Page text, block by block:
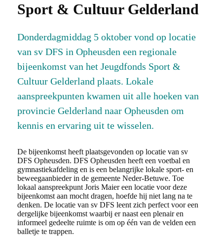
Sport & Cultuur Gelderland
Donderdagmiddag 5 oktober vond op locatie
van sv DFS in Opheusden een regionale
bijeenkomst van het Jeugdfonds Sport &
Cultuur Gelderland plaats. Lokale
aanspreekpunten kwamen uit alle hoeken van
provincie Gelderland naar Opheusden om
kennis en ervaring uit te wisselen.
De bijeenkomst heeft plaatsgevonden op locatie van sv
DFS Opheusden. DFS Opheusden heeft een voetbal en
gymnastiekafdeling en is een belangrijke lokale sport- en
beweegaanbieder in de gemeente Neder-Betuwe. Toe
lokaal aanspreekpunt Joris Maier een locatie voor deze
bijeenkomst aan mocht dragen, hoefde hij niet lang na te
denken. De locatie van sv DFS leent zich perfect voor een
dergelijke bijeenkomst waarbij er naast een plenair en
informeel gedeelte ruimte is om op één van de velden een
balletje te trappen.